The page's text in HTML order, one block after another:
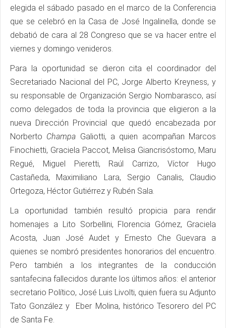
elegida el sábado pasado en el marco de la Conferencia
que se celebró en la Casa de José Ingalinella, donde se
debatió de cara al 28 Congreso que se va hacer entre el
viernes y domingo venideros.
Para la oportunidad se dieron cita el coordinador del
Secretariado Nacional del PC, Jorge Alberto Kreyness, y
su responsable de Organización Sergio Nombarasco, así
como delegados de toda la provincia que eligieron a la
nueva Dirección Provincial que quedó encabezada por
Norberto Champa Galiotti, a quien acompañan Marcos
Finochietti, Graciela Paccot, Melisa Giancrisóstomo, Maru
Regué, Miguel Pieretti, Raúl Carrizo, Víctor Hugo
Castañeda, Maximiliano Lara, Sergio Canalis, Claudio
Ortegoza, Héctor Gutiérrez y Rubén Sala.
La oportunidad también resultó propicia para rendir
homenajes a Lito Sorbellini, Florencia Gómez, Graciela
Acosta, Juan José Audet y Ernesto Che Guevara a
quienes se nombró presidentes honorarios del encuentro.
Pero también a los integrantes de la conducción
santafecina fallecidos durante los últimos años: el anterior
secretario Político, José Luis Livolti, quien fuera su Adjunto
Tato González y Eber Molina, histórico Tesorero del PC
de Santa Fe.